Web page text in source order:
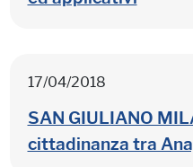
17/04/2018
SAN GIULIANO
cittadinanza tra